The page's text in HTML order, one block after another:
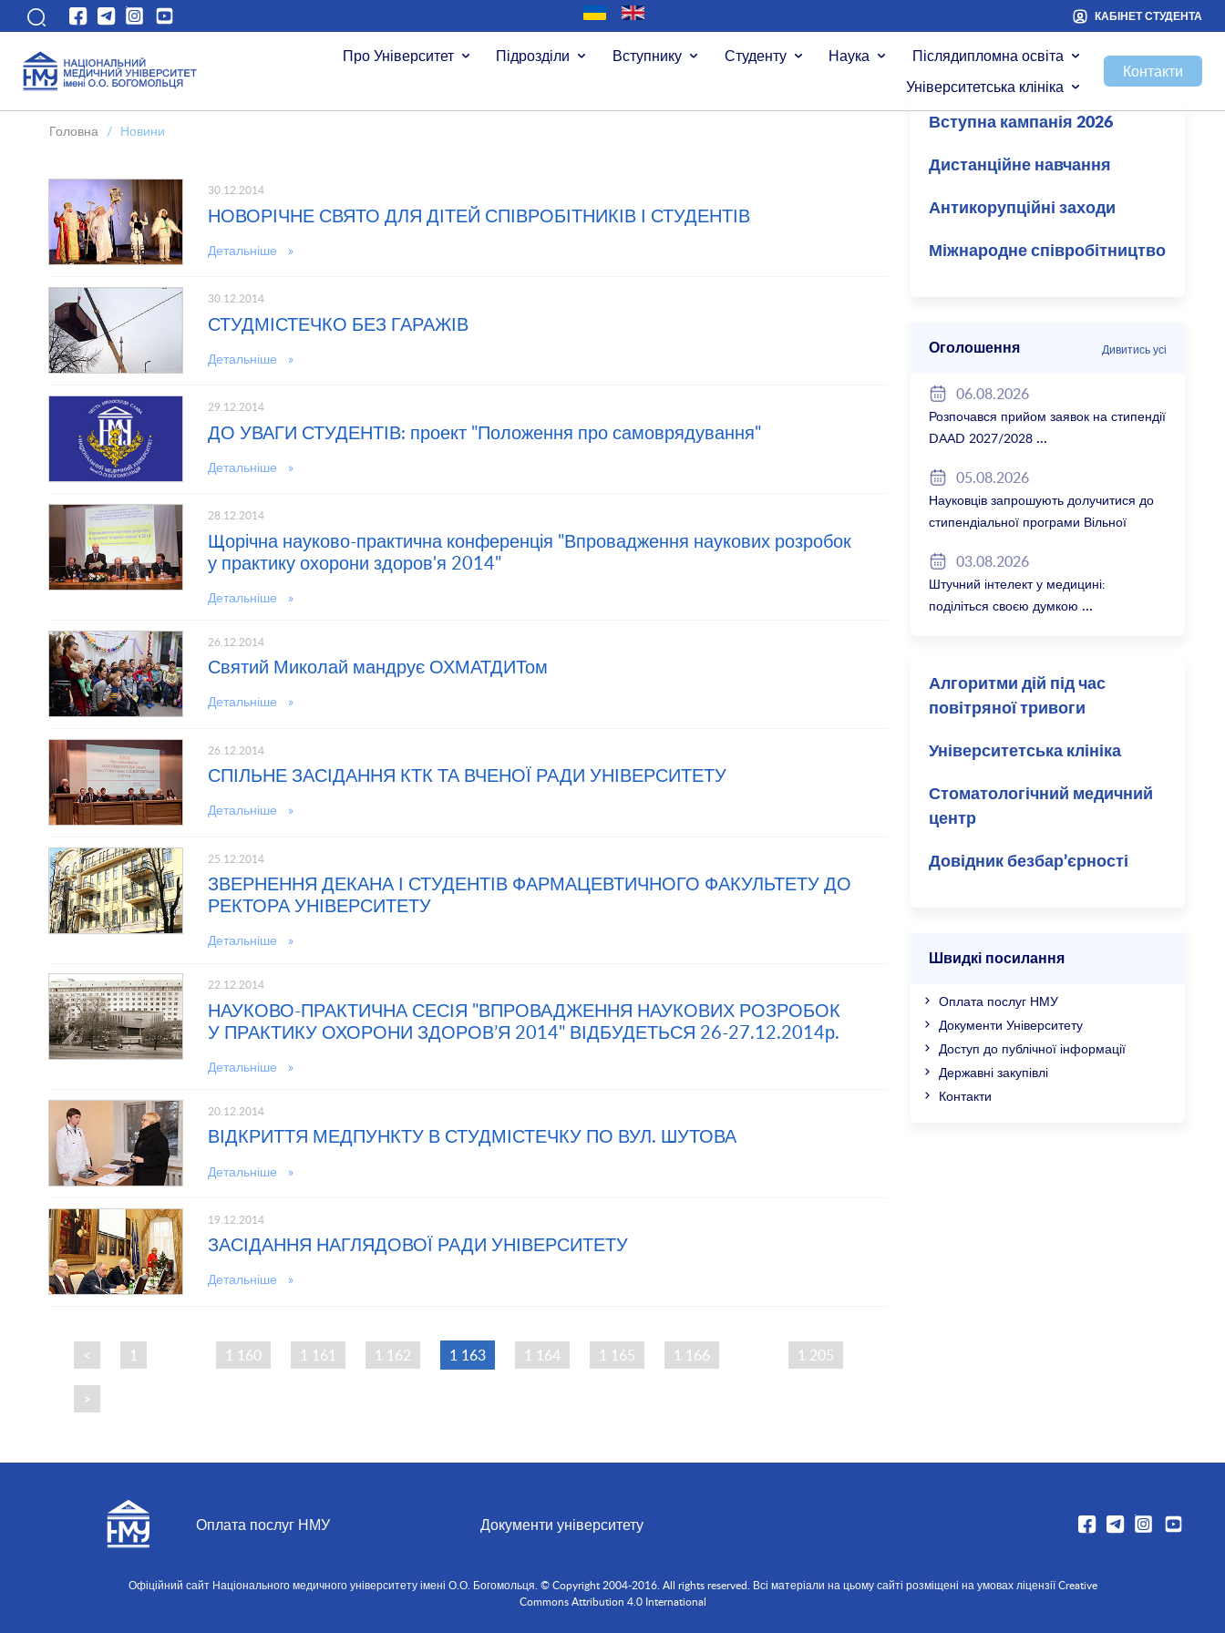
КАБІНЕТ СТУДЕНТА
Про Університет Підрозділи Вступнику Студенту Наука
Післядипломна освіта
Університетська клініка
Контакти
Головна / Новини
30.12.2014
НОВОРІЧНЕ СВЯТО ДЛЯ ДІТЕЙ СПІВРОБІТНИКІВ І СТУДЕНТІВ
Детальніше »
30.12.2014
СТУДМІСТЕЧКО БЕЗ ГАРАЖІВ
Детальніше »
29.12.2014
ДО УВАГИ СТУДЕНТІВ: проект "Положення про самоврядування"
Детальніше »
28.12.2014
Щорічна науково-практична конференція "Впровадження наукових розробок
у практику охорони здоров'я 2014"
Детальніше »
26.12.2014
Святий Миколай мандрує ОХМАТДИТом
Детальніше »
26.12.2014
СПІЛЬНЕ ЗАСІДАННЯ КТК ТА ВЧЕНОЇ РАДИ УНІВЕРСИТЕТУ
Детальніше »
25.12.2014
ЗВЕРНЕННЯ ДЕКАНА І СТУДЕНТІВ ФАРМАЦЕВТИЧНОГО ФАКУЛЬТЕТУ ДО
РЕКТОРА УНІВЕРСИТЕТУ
Детальніше »
22.12.2014
НАУКОВО-ПРАКТИЧНА СЕСІЯ "ВПРОВАДЖЕННЯ НАУКОВИХ РОЗРОБОК
У ПРАКТИКУ ОХОРОНИ ЗДОРОВ’Я 2014" ВІДБУДЕТЬСЯ 26-27.12.2014р.
Детальніше »
20.12.2014
ВІДКРИТТЯ МЕДПУНКТУ В СТУДМІСТЕЧКУ ПО ВУЛ. ШУТОВА
Детальніше »
19.12.2014
ЗАСІДАННЯ НАГЛЯДОВОЇ РАДИ УНІВЕРСИТЕТУ
Детальніше »
< 1 1 160 1 161 1 162 1 163 1 164 1 165 1 166 1 205
>
Вступна кампанія 2026
Дистанційне навчання
Антикорупційні заходи
Міжнародне співробітництво
Оголошення Дивитись усі
06.08.2026
Розпочався прийом заявок на стипендії
DAAD 2027/2028
05.08.2026
Науковців запрошують долучитися до
стипендіальної програми Вільної
03.08.2026
Штучний інтелект у медицині:
поділіться своєю думкою
Алгоритми дій під час
повітряної тривоги
Університетська клініка
Стоматологічний медичний
центр
Довідник безбар’єрності
Швидкі посилання
Оплата послуг НМУ
Документи Університету
Доступ до публічної інформації
Державні закупівлі
Контакти
Оплата послуг НМУ Документи університету
Офіційний сайт Національного медичного університету імені О.О. Богомольця. © Copyright 2004-2016. All rights reserved. Всі матеріали на цьому сайті розміщені на умовах ліцензії Creative
Commons Attribution 4.0 International